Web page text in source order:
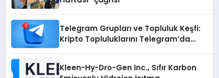
Telegram Grupları ve Topluluk Keşfi:
Kripto Topluluklarını Telegram’da
Kleen-Hy-Dro-Gen Inc., Sıfır Karbon